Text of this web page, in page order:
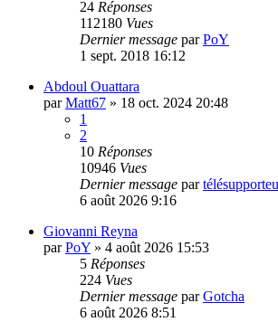
24 Réponses
112180 Vues
Dernier message parPoY
1 sept. 2018 16:12
Abdoul Ouattara
parMatt67 » 18 oct. 2024 20:48
1
2
10 Réponses
10946 Vues
Dernier message par
6 août 2026 9:16
Giovanni Reyna
parPoY » 4 août 2026 15:53
5 Réponses
224 Vues
Dernier message parGotcha
6 août 2026 8:51